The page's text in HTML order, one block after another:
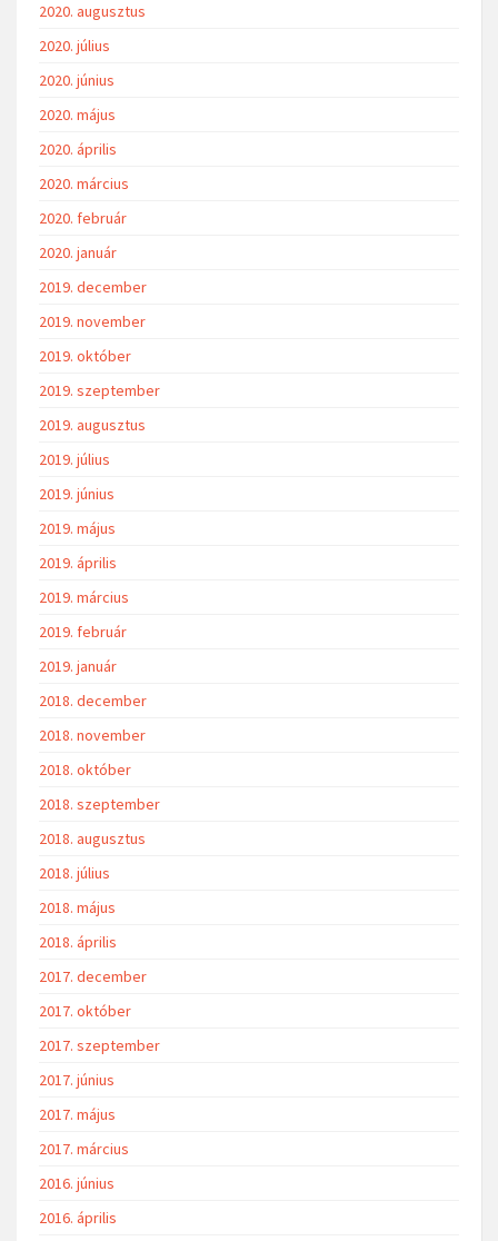
2020. augusztus
2020. július
2020. június
2020. május
2020. április
2020. március
2020. február
2020. január
2019. december
2019. november
2019. október
2019. szeptember
2019. augusztus
2019. július
2019. június
2019. május
2019. április
2019. március
2019. február
2019. január
2018. december
2018. november
2018. október
2018. szeptember
2018. augusztus
2018. július
2018. május
2018. április
2017. december
2017. október
2017. szeptember
2017. június
2017. május
2017. március
2016. június
2016. április